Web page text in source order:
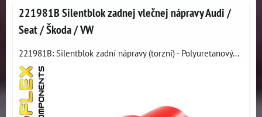
221981B Silentblok zadnej vlečnej nápravy Audi /
Seat / Škoda / VW
221981B: Silentblok zadní nápravy (torzní) - Polyuretanový...